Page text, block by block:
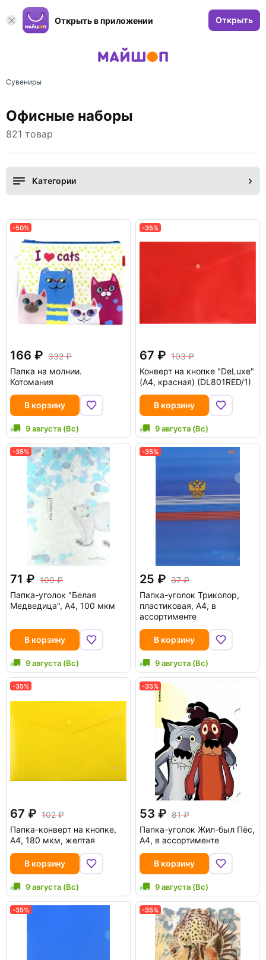
Открыть в приложении Открыть
Сувениры
Офисные наборы
821 товар
Категории
-50%
166
332
Папка на молнии.
Котомания
В корзину
9 августа (Вс)
-35%
67
103
Конверт на кнопке "DeLuxe"
(А4, красная) (DL801RED/1)
В корзину
9 августа (Вс)
-35%
71
109
Папка-уголок "Белая
Медведица", А4, 100 мкм
В корзину
9 августа (Вс)
-35%
25
37
Папка-уголок Триколор,
пластиковая, А4, в
ассортименте
В корзину
9 августа (Вс)
-35%
67
102
Папка-конверт на кнопке,
А4, 180 мкм, желтая
В корзину
9 августа (Вс)
-35%
53
81
Папка-уголок Жил-был Пёс,
А4, в ассортименте
В корзину
9 августа (Вс)
-35% -35%